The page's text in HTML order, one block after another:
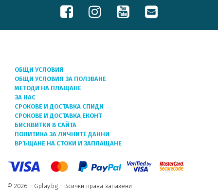
ОБЩИ УСЛОВИЯ
ОБЩИ УСЛОВИЯ ЗА ПОЛЗВАНЕ
МЕТОДИ НА ПЛАЩАНЕ
ЗА НАС
СРОКОВЕ И ДОСТАВКА СПИДИ
СРОКОВЕ И ДОСТАВКА ЕКОНТ
БИСКВИТКИ В САЙТА
ПОЛИТИКА ЗА ЛИЧНИТЕ ДАННИ
ВРЪЩАНЕ НА СТОКИ И ЗАПЛАЩАНЕ
© 2026 - Gplay.bg - Всички права запазени